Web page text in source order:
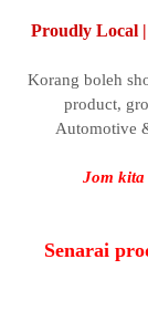
Proudly Local |
Korang boleh
product,
Automotive
Jom kita
Senarai